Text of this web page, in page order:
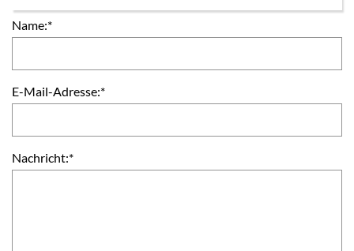
Name:*
E-Mail-Adresse:*
Nachricht:*